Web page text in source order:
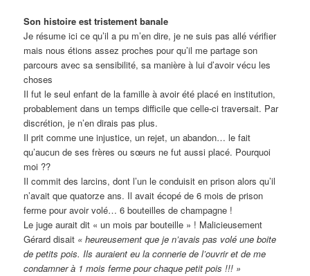
Son histoire est tristement banale
Je résume ici ce qu’il a pu m’en dire, je ne suis pas allé vérifier
mais nous étions assez proches pour qu’il me partage son
parcours avec sa sensibilité, sa manière à lui d’avoir vécu les
choses
Il fut le seul enfant de la famille à avoir été placé en institution,
probablement dans un temps difficile que celle-ci traversait. Par
discrétion, je n’en dirais pas plus.
Il prit comme une injustice, un rejet, un abandon… le fait
qu’aucun de ses frères ou sœurs ne fut aussi placé. Pourquoi
moi ??
Il commit des larcins, dont l’un le conduisit en prison alors qu’il
n’avait que quatorze ans. Il avait écopé de 6 mois de prison
ferme pour avoir volé… 6 bouteilles de champagne !
Le juge aurait dit « un mois par bouteille » ! Malicieusement
Gérard disait « heureusement que je n’avais pas volé une boite
de petits pois. Ils auraient eu la connerie de l’ouvrir et de me
condamner à 1 mois ferme pour chaque petit pois !!! »